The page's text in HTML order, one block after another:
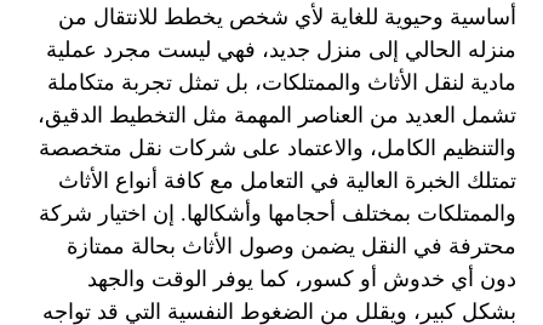
أساسية وحيوية للغاية لأي شخص يخطط للانتقال من
منزله الحالي إلى منزل جديد، فهي ليست مجرد عملية
مادية لنقل الأثاث والممتلكات، بل تمثل تجربة متكاملة
تشمل العديد من العناصر المهمة مثل التخطيط الدقيق،
والتنظيم الكامل، والاعتماد على شركات نقل متخصصة
تمتلك الخبرة العالية في التعامل مع كافة أنواع الأثاث
والممتلكات بمختلف أحجامها وأشكالها. إن اختيار شركة
محترفة في النقل يضمن وصول الأثاث بحالة ممتازة
دون أي خدوش أو كسور، كما يوفر الوقت والجهد
بشكل كبير، ويقلل من الضغوط النفسية التي قد تواجه